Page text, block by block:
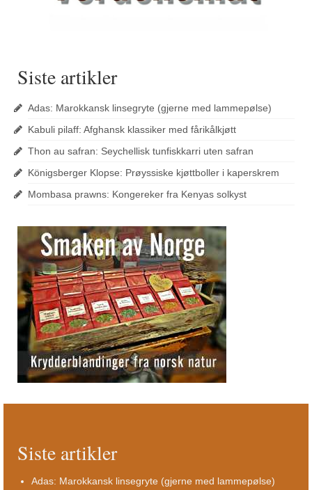
Siste artikler
Adas: Marokkansk linsegryte (gjerne med lammepølse)
Kabuli pilaff: Afghansk klassiker med fårikålkjøtt
Thon au safran: Seychellisk tunfiskkarri uten safran
Königsberger Klopse: Prøyssiske kjøttboller i kaperskrem
Mombasa prawns: Kongereker fra Kenyas solkyst
Siste artikler
Adas: Marokkansk linsegryte (gjerne med lammepølse)